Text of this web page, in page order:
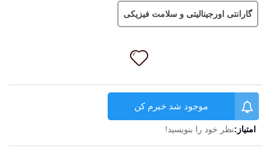
گارانتی اورجینالیتی و سلامت فیزیکی
موجود شد خبرم کن
امتیاز:نظر خود را بنویسید!